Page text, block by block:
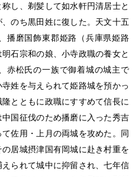
し、剃髪して如水軒円清居士と
のち黒田姓に復した。天文十五
播磨国飾東郡姫路（兵庫県姫路
石宗和の娘、小寺政職の養女と
赤松氏の一族で御着城の城主で
姓を与えられて姫路城を預かっ
とともに政職にすすめて信長に
国征伐のため播磨に入った秀吉
佐用・上月の両城を攻めた。同
居城摂津国有岡城に赴き村重を
られて城中に抑留され、七年信